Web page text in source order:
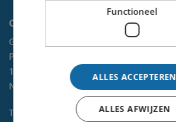
Contact
Gemeente Velsen
Postbus 465
1970 AL
IJMUIDEN
NL
Telefoon:
0255-567 200
Functioneel
ALLES ACCEPTEREN
ALLES AFWIJZEN